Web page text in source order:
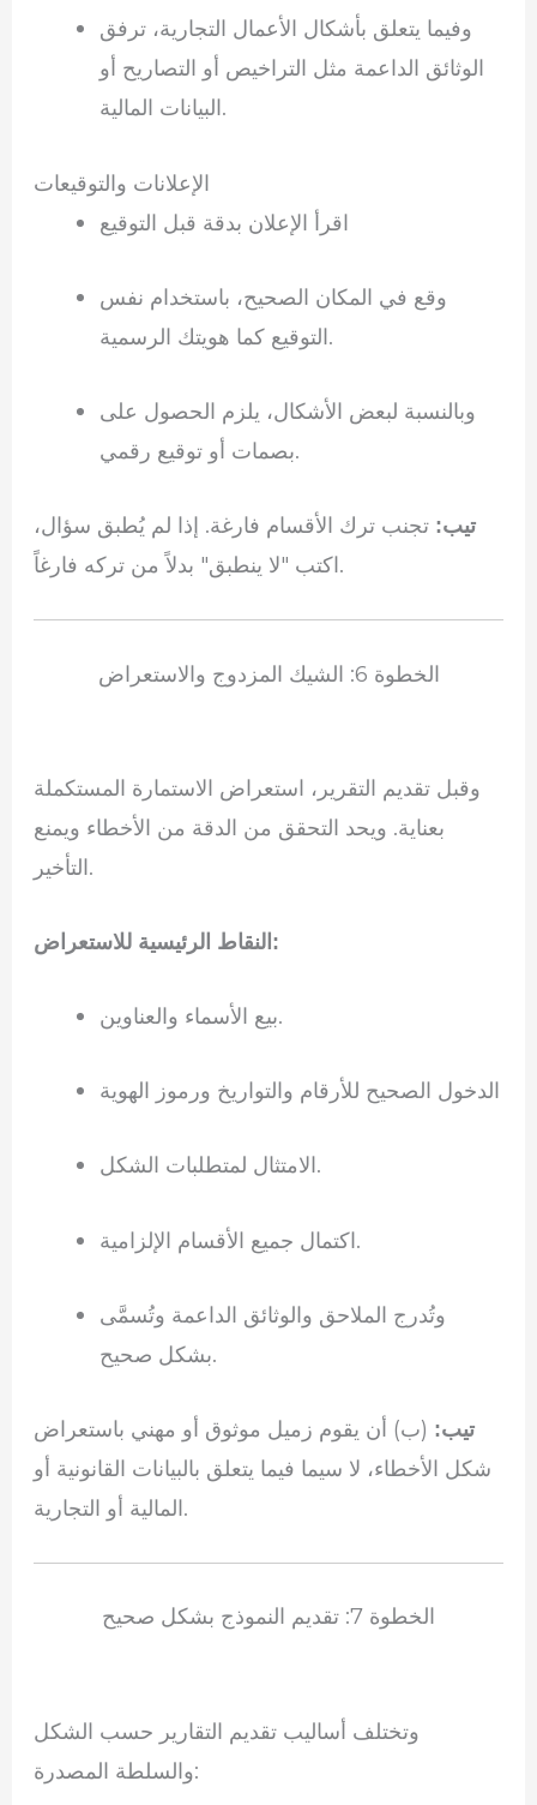
وفيما يتعلق بأشكال الأعمال التجارية، ترفق
الوثائق الداعمة مثل التراخيص أو التصاريح أو
البيانات المالية.
الإعلانات والتوقيعات
اقرأ الإعلان بدقة قبل التوقيع
وقع في المكان الصحيح، باستخدام نفس
التوقيع كما هويتك الرسمية.
وبالنسبة لبعض الأشكال، يلزم الحصول على
بصمات أو توقيع رقمي.
تيب: تجنب ترك الأقسام فارغة. إذا لم يُطبق سؤال،
اكتب "لا ينطبق" بدلاً من تركه فارغاً.
الخطوة 6: الشيك المزدوج والاستعراض
وقبل تقديم التقرير، استعراض الاستمارة المستكملة
بعناية. ويحد التحقق من الدقة من الأخطاء ويمنع
التأخير.
النقاط الرئيسية للاستعراض:
بيع الأسماء والعناوين.
الدخول الصحيح للأرقام والتواريخ ورموز الهوية
الامتثال لمتطلبات الشكل.
اكتمال جميع الأقسام الإلزامية.
وتُدرج الملاحق والوثائق الداعمة وتُسمَّى
بشكل صحيح.
تيب: (ب) أن يقوم زميل موثوق أو مهني باستعراض
شكل الأخطاء، لا سيما فيما يتعلق بالبيانات القانونية أو
المالية أو التجارية.
الخطوة 7: تقديم النموذج بشكل صحيح
وتختلف أساليب تقديم التقارير حسب الشكل
والسلطة المصدرة: